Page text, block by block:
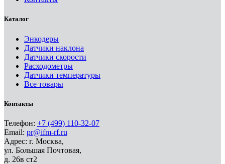
Каталог
Энкодеры
Датчики наклона
Датчики скорости
Расходометры
Датчики температуры
Все товары
Контакты
Телефон: +7 (499) 110-32-07
Email: pr@ifm-rf.ru
Адрес: г. Москва,
ул. Большая Почтовая,
д. 26в ст2